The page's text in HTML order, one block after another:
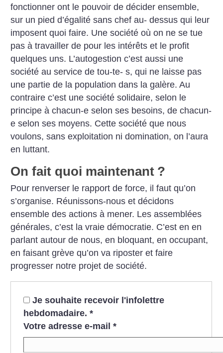
fonctionner ont le pouvoir de décider ensemble,
sur un pied d’égalité sans chef au- dessus qui leur
imposent quoi faire. Une société où on ne se tue
pas à travailler de pour les intérêts et le profit
quelques uns. L’autogestion c’est aussi une
société au service de tou-te- s, qui ne laisse pas
une partie de la population dans la galère. Au
contraire c’est une société solidaire, selon le
principe à chacun-e selon ses besoins, de chacun-
e selon ses moyens. Cette société que nous
voulons, sans exploitation ni domination, on l’aura
en luttant.
On fait quoi maintenant ?
Pour renverser le rapport de force, il faut qu’on
s’organise. Réunissons-nous et décidons
ensemble des actions à mener. Les assemblées
générales, c’est la vraie démocratie. C’est en en
parlant autour de nous, en bloquant, en occupant,
en faisant grève qu’on va riposter et faire
progresser notre projet de société.
Je souhaite recevoir l'infolettre
hebdomadaire. *
Votre adresse e-mail *